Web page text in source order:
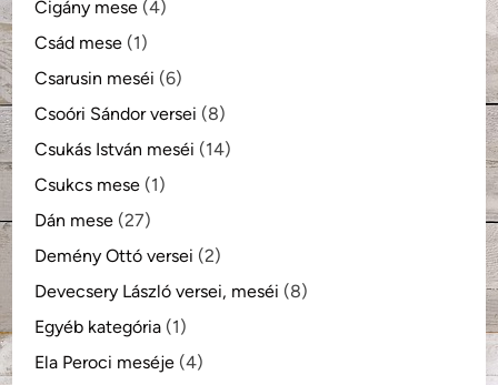
Cigány mese (4)
Csád mese (1)
Csarusin meséi (6)
Csoóri Sándor versei (8)
Csukás István meséi (14)
Csukcs mese (1)
Dán mese (27)
Demény Ottó versei (2)
Devecsery László versei, meséi (8)
Egyéb kategória (1)
Ela Peroci meséje (4)